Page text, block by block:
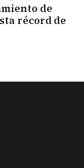
de
récord de